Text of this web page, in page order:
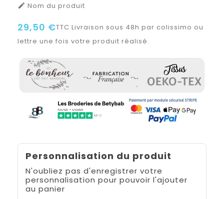
 Nom du produit
29,50 €TTC Livraison sous 48h par colissimo ou
lettre une fois votre produit réalisé.
Personnalisation du produit
N'oubliez pas d'enregistrer votre
personnalisation pour pouvoir l'ajouter
au panier